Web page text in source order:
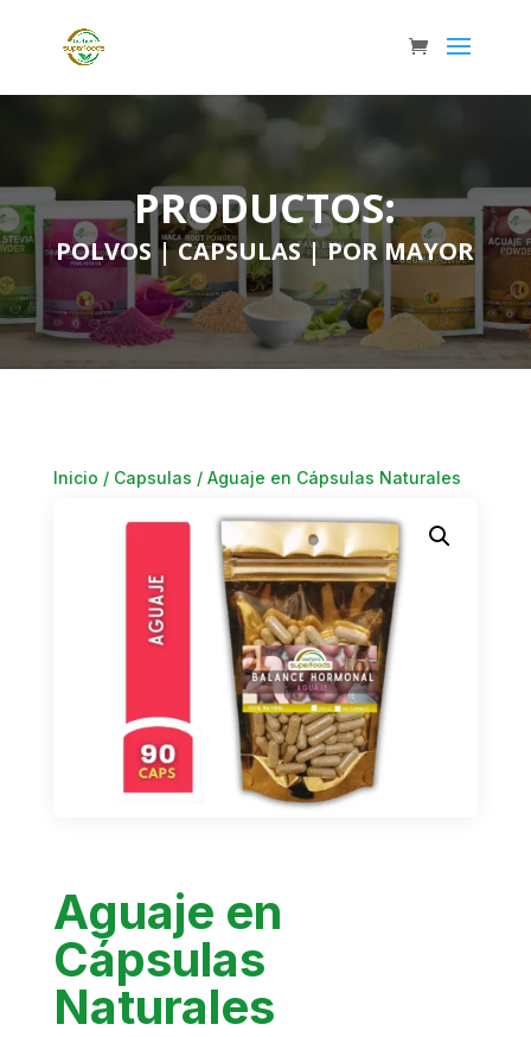
PRODUCTOS:
POLVOS |CAPSULAS|POR MAYOR
Inicio / Capsulas / Aguaje en Cápsulas Naturales
Aguaje en
Cápsulas
Naturales